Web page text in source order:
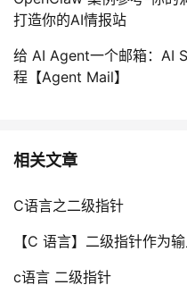
打造你的AI情报站
给 AI Agent一个邮箱：AI
程【Agent Mail】
相关文章
C语言之二级指针
【C 语言】二级指针作为
c语言 二级指针